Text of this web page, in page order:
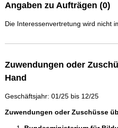
Angaben zu Aufträgen (0)
Die Interessenvertretung wird nicht
Zuwendungen oder
Hand
Geschäftsjahr: 01/25 bis 12/25
Zuwendungen oder Zuschüsse